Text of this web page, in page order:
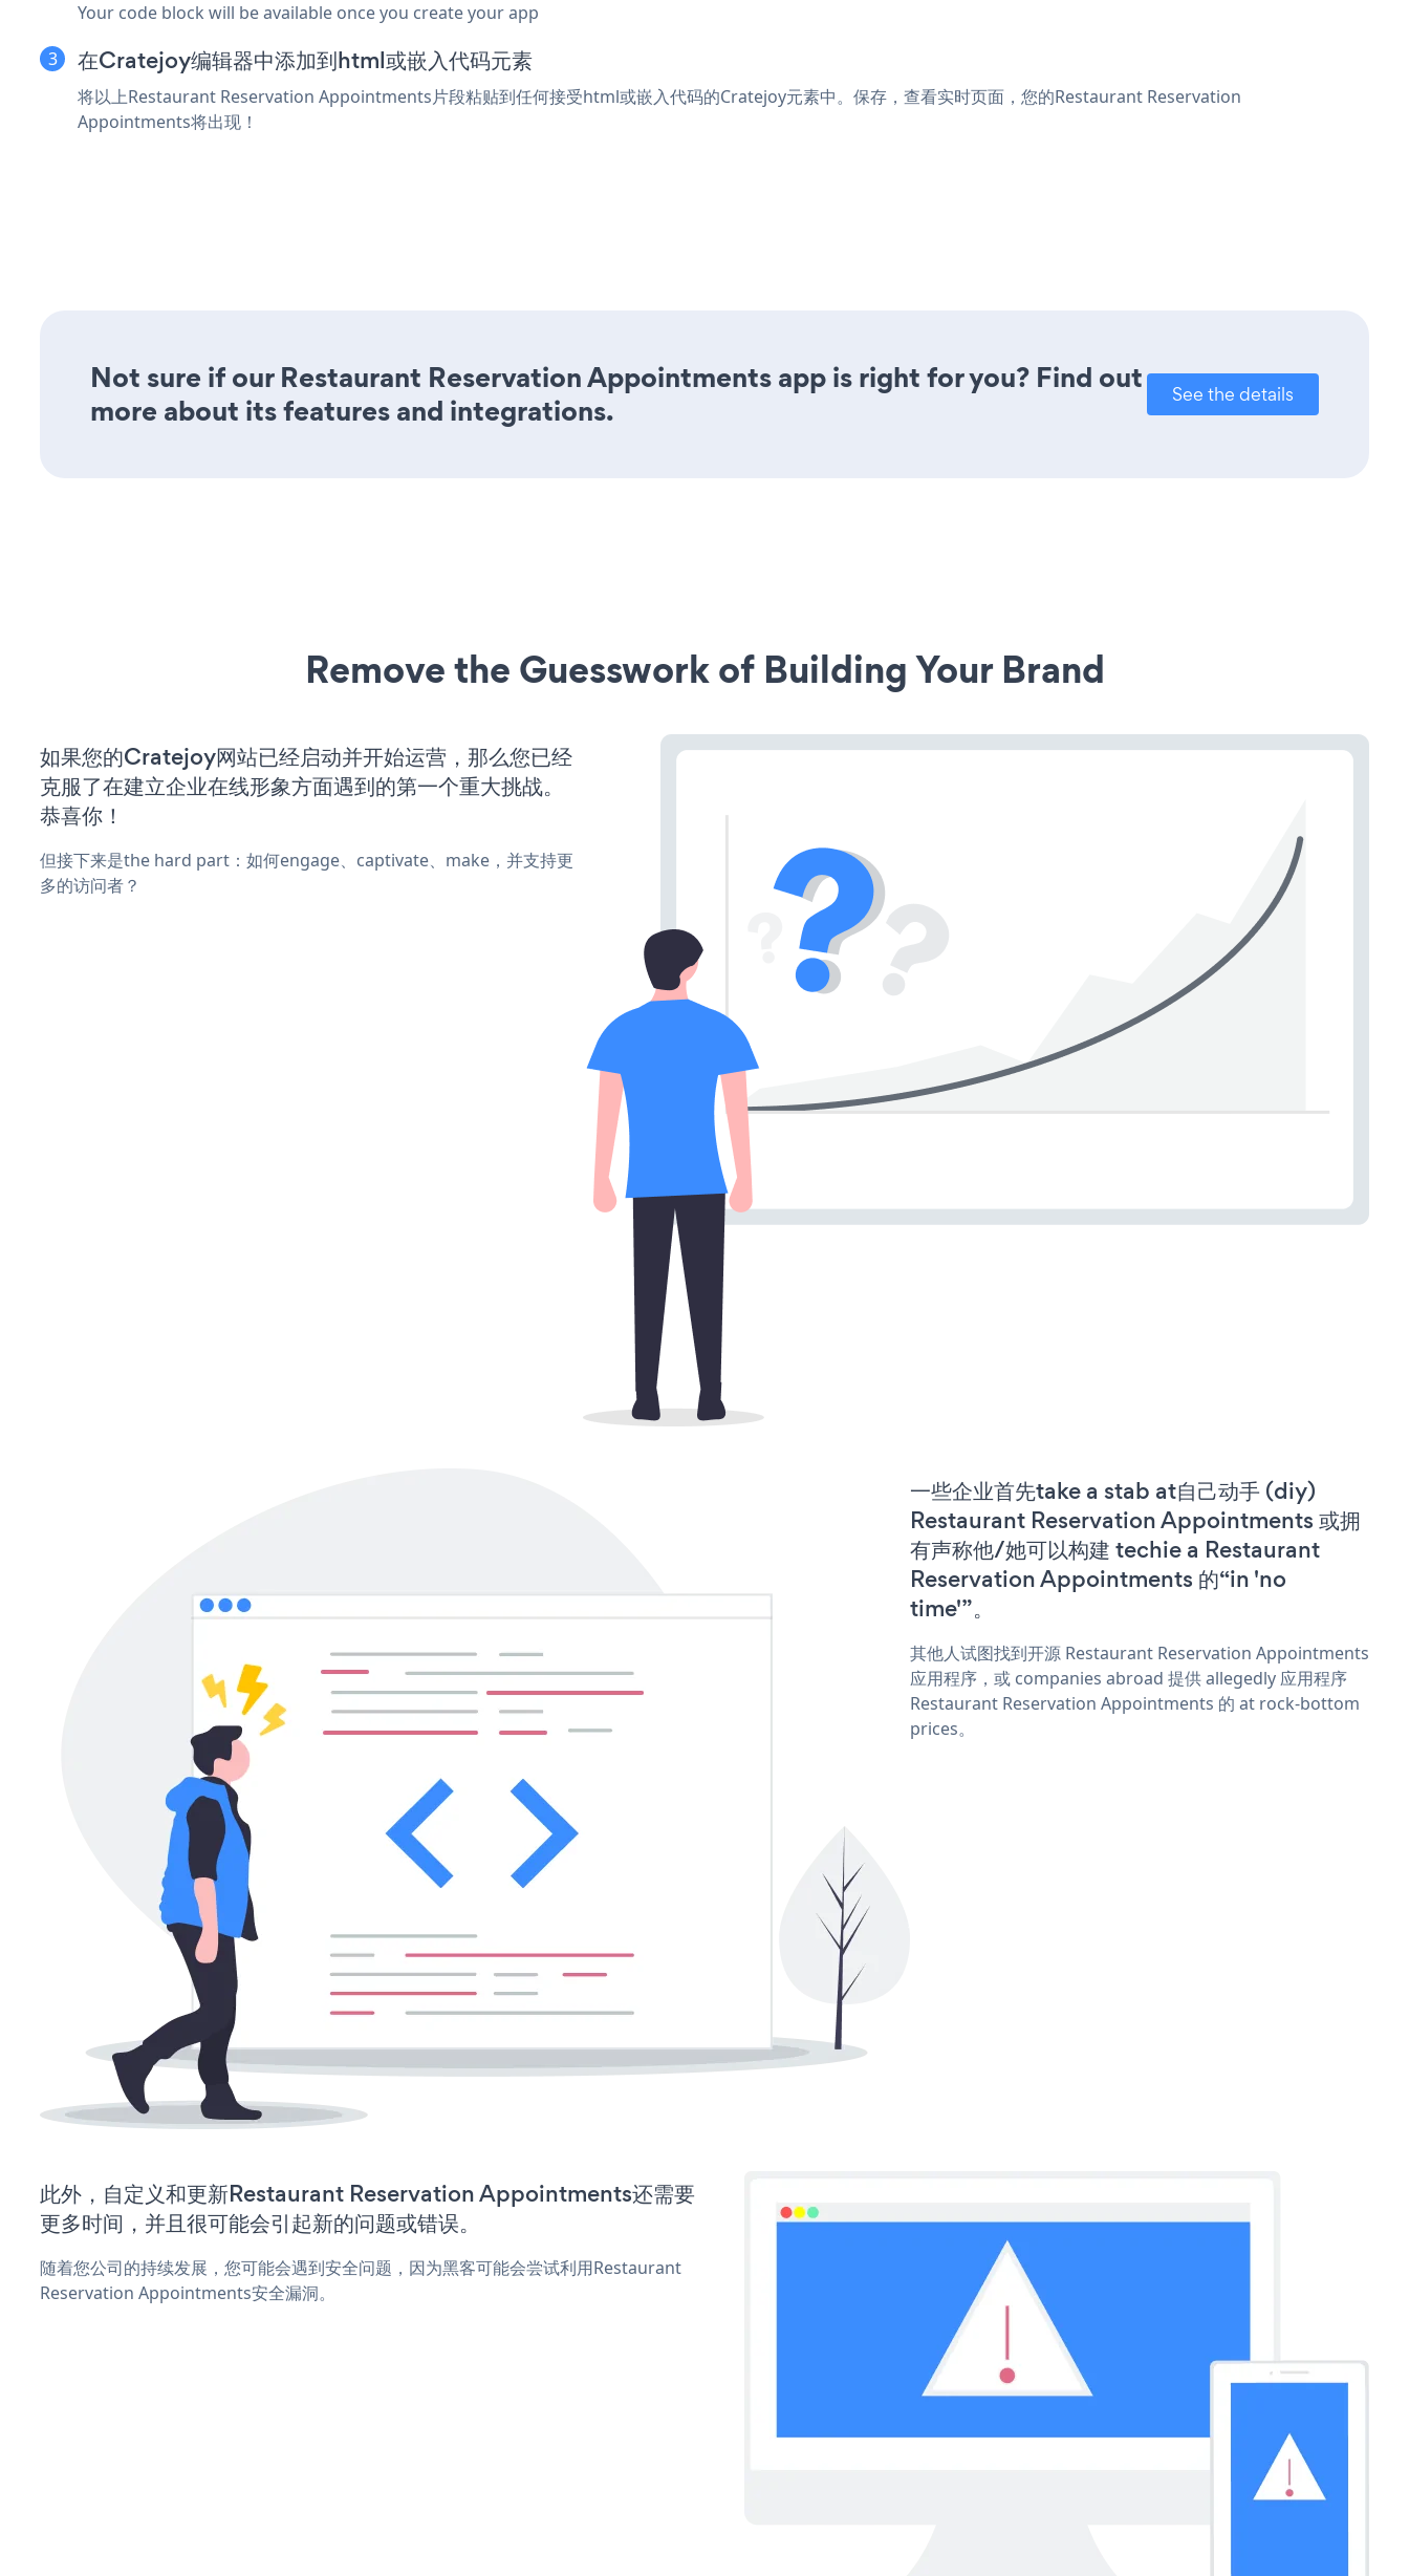
Your code block will be available once you create your app
在Cratejoy编辑器中添加到html或嵌入代码元素
将以上Restaurant Reservation Appointments片段粘贴到任何接受html或嵌入代码的Cratejoy元素中。保存，查看实时页面，您的Restaurant Reservation
Appointments将出现！
Not sure if our Restaurant Reservation Appointments app is right for you? Find out
more about its features and integrations.
See the details
Remove the Guesswork of Building Your Brand
如果您的Cratejoy网站已经启动并开始运营，那么您已经
克服了在建立企业在线形象方面遇到的第一个重大挑战。
恭喜你！
但接下来是the hard part：如何engage、captivate、make，并支持更
多的访问者？
一些企业首先take a stab at自己动手 (diy)
Restaurant Reservation Appointments 或拥
有声称他/她可以构建 techie a Restaurant
Reservation Appointments 的“in 'no
time'”。
其他人试图找到开源 Restaurant Reservation Appointments
应用程序，或 companies abroad 提供 allegedly 应用程序
Restaurant Reservation Appointments 的 at rock-bottom
prices。
此外，自定义和更新Restaurant Reservation Appointments还需要
更多时间，并且很可能会引起新的问题或错误。
随着您公司的持续发展，您可能会遇到安全问题，因为黑客可能会尝试利用Restaurant
Reservation Appointments安全漏洞。